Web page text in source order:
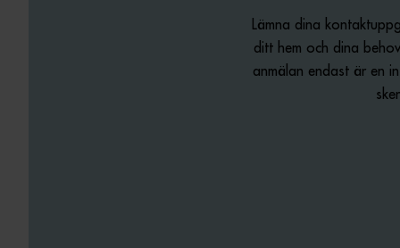
Lämna dina
ditt hem och dina
anmälan endast är en